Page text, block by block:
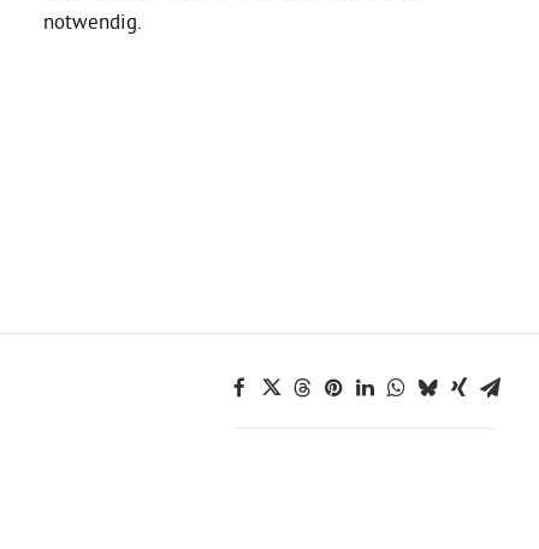
Bezirksvertretungen
notwendig.